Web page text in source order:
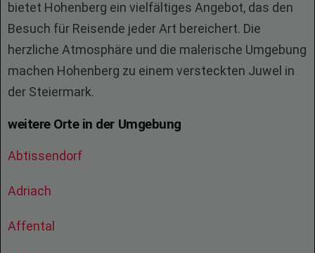
bietet Hohenberg ein vielfältiges Angebot, das den
Besuch für Reisende jeder Art bereichert. Die
herzliche Atmosphäre und die malerische Umgebung
machen Hohenberg zu einem versteckten Juwel in
der Steiermark.
weitere Orte in der Umgebung
Abtissendorf
Adriach
Affental